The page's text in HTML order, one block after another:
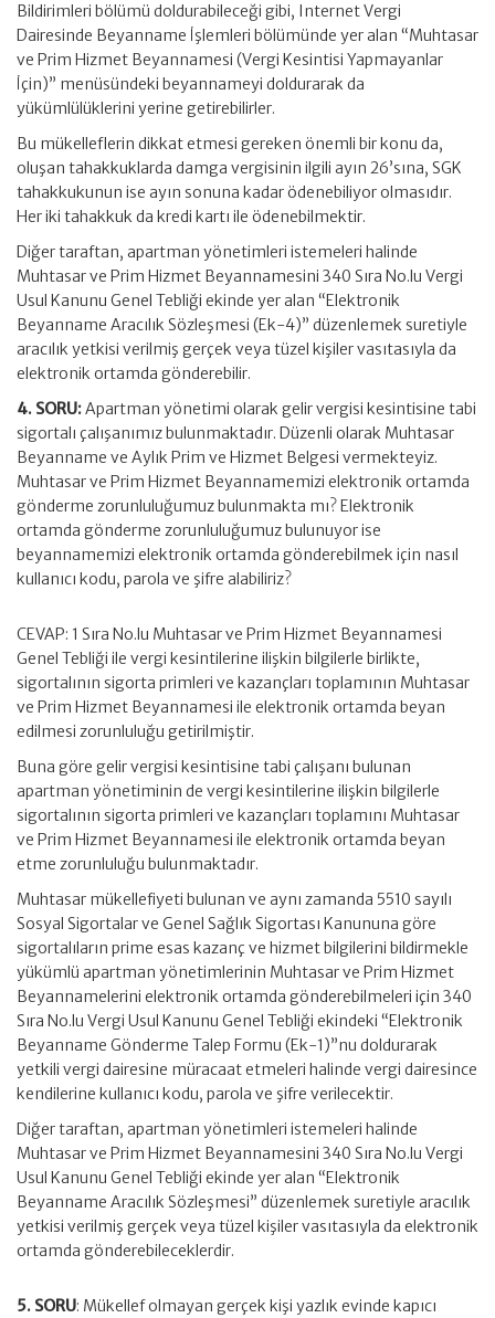
Bildirimleri bölümü doldurabileceği gibi, Internet Vergi
Dairesinde Beyanname İşlemleri bölümünde yer alan “Muhtasar
ve Prim Hizmet Beyannamesi (Vergi Kesintisi Yapmayanlar
İçin)” menüsündeki beyannameyi doldurarak da
yükümlülüklerini yerine getirebilirler.
Bu mükelleflerin dikkat etmesi gereken önemli bir konu da,
oluşan tahakkuklarda damga vergisinin ilgili ayın 26’sına, SGK
tahakkukunun ise ayın sonuna kadar ödenebiliyor olmasıdır.
Her iki tahakkuk da kredi kartı ile ödenebilmektir.
Diğer taraftan, apartman yönetimleri istemeleri halinde
Muhtasar ve Prim Hizmet Beyannamesini 340 Sıra No.lu Vergi
Usul Kanunu Genel Tebliği ekinde yer alan “Elektronik
Beyanname Aracılık Sözleşmesi (Ek-4)” düzenlemek suretiyle
aracılık yetkisi verilmiş gerçek veya tüzel kişiler vasıtasıyla da
elektronik ortamda gönderebilir.
4. SORU:Apartman yönetimi olarak gelir vergisi kesintisine tabi
sigortalı çalışanımız bulunmaktadır. Düzenli olarak Muhtasar
Beyanname ve Aylık Prim ve Hizmet Belgesi vermekteyiz.
Muhtasar ve Prim Hizmet Beyannamemizi elektronik ortamda
gönderme zorunluluğumuz bulunmakta mı? Elektronik
ortamda gönderme zorunluluğumuz bulunuyor ise
beyannamemizi elektronik ortamda gönderebilmek için nasıl
kullanıcı kodu, parola ve şifre alabiliriz?
CEVAP: 1 Sıra No.lu Muhtasar ve Prim Hizmet Beyannamesi
Genel Tebliği ile vergi kesintilerine ilişkin bilgilerle birlikte,
sigortalının sigorta primleri ve kazançları toplamının Muhtasar
ve Prim Hizmet Beyannamesi ile elektronik ortamda beyan
edilmesi zorunluluğu getirilmiştir.
Buna göre gelir vergisi kesintisine tabi çalışanı bulunan
apartman yönetiminin de vergi kesintilerine ilişkin bilgilerle
sigortalının sigorta primleri ve kazançları toplamını Muhtasar
ve Prim Hizmet Beyannamesi ile elektronik ortamda beyan
etme zorunluluğu bulunmaktadır.
Muhtasar mükellefiyeti bulunan ve aynı zamanda 5510 sayılı
Sosyal Sigortalar ve Genel Sağlık Sigortası Kanununa göre
sigortalıların prime esas kazanç ve hizmet bilgilerini bildirmekle
yükümlü apartman yönetimlerinin Muhtasar ve Prim Hizmet
Beyannamelerini elektronik ortamda gönderebilmeleri için 340
Sıra No.lu Vergi Usul Kanunu Genel Tebliği ekindeki “Elektronik
Beyanname Gönderme Talep Formu (Ek-1)”nu doldurarak
yetkili vergi dairesine müracaat etmeleri halinde vergi dairesince
kendilerine kullanıcı kodu, parola ve şifre verilecektir.
Diğer taraftan, apartman yönetimleri istemeleri halinde
Muhtasar ve Prim Hizmet Beyannamesini 340 Sıra No.lu Vergi
Usul Kanunu Genel Tebliği ekinde yer alan “Elektronik
Beyanname Aracılık Sözleşmesi” düzenlemek suretiyle aracılık
yetkisi verilmiş gerçek veya tüzel kişiler vasıtasıyla da elektronik
ortamda gönderebileceklerdir.
5. SORU: Mükellef olmayan gerçek kişi yazlık evinde kapıcı